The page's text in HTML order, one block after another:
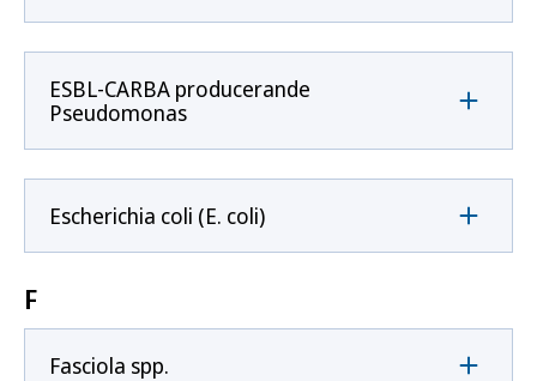
ESBL-CARBA producerande
Pseudomonas
Escherichia coli (E. coli)
F
Fasciola spp.